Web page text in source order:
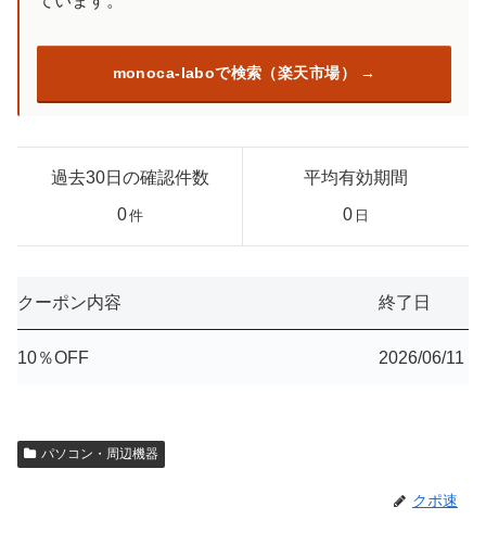
monoca-laboで検索（楽天市場）
過去30日の確認件数
0件
平均有効期間
0 日
クーポン内容 終了日
10％OFF 2026/06/11
パソコン・周辺機器
クポ速